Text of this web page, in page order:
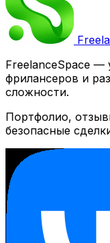
FreelanceSpace —
фрилансеров и
сложности.
Портфолио,
безопасные